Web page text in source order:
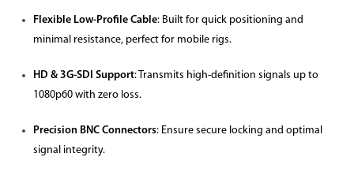
Flexible Low-Profile Cable: Built for quick positioning and
minimal resistance, perfect for mobile rigs.
HD & 3G-SDI Support: Transmits high-definition signals up to
1080p60 with zero loss.
Precision BNC Connectors: Ensure secure locking and optimal
signal integrity.